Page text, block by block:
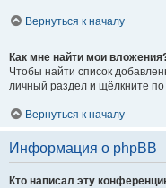
Вернуться к началу
Как мне найти мои
Чтобы найти список
личный раздел и щёлкните
Вернуться к началу
Информация о phpBB
Кто написал эту